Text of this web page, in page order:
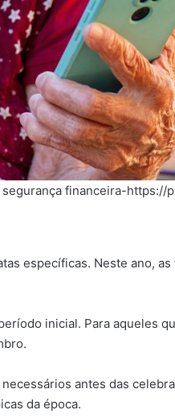
financeira-
específicas. Neste ano,
inicial. Para aqueles
antes das
da época.